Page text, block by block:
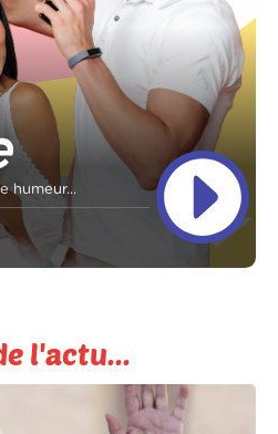
humeur...
l'actu...